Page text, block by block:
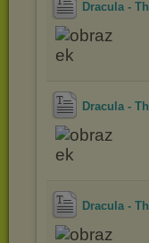
Dracula -
Dracula -
Dracula -